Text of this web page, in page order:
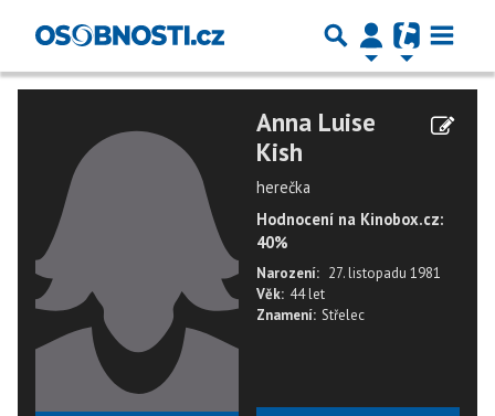
Anna Luise
Kish
herečka
Hodnocení na Kinobox.cz:
40%
Narození: 27. listopadu 1981
Věk: 44 let
Znamení: Střelec